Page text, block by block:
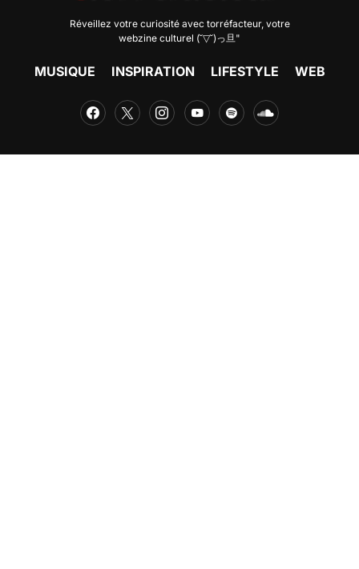
Réveillez votre curiosité avec torréfacteur, votre
webzine culturel (˘▽˘)っ旦"
MUSIQUE INSPIRATION LIFESTYLE WEB